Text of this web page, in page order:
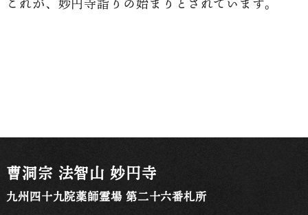
曹洞宗 法智山 妙円寺
九州四十九院薬師霊場 第二十六番札所